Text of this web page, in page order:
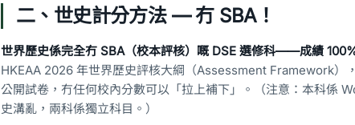
二、世史計分方法 — 冇 SBA！
世界歷史係完全冇 SBA（校本評核）嘅 DSE 選修科——成績
HKEAA 2026 年世界歷史評核大綱（Assessment Framework）
公開試卷，冇任何校內分數可以「拉上補下」。（注意：本科係
史溝亂，兩科係獨立科目。）